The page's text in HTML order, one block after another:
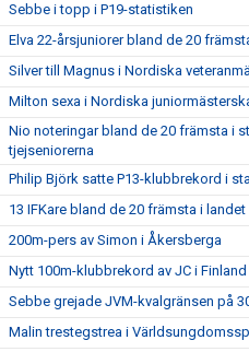
Sebbe i topp i P19-statistiken
Elva 22-årsjuniorer bland de 20
Silver till Magnus i Nordiska
Milton sexa i Nordiska
Nio noteringar bland de 20 främsta i
tjejseniorerna
Philip Björk satte P13-klubbrekord i
13 IFKare bland de 20 främsta i landet
200m-pers av Simon i Åkersberga
Nytt 100m-klubbrekord av JC i Finland
Sebbe grejade JVM-kvalgränsen på
Malin trestegstrea i